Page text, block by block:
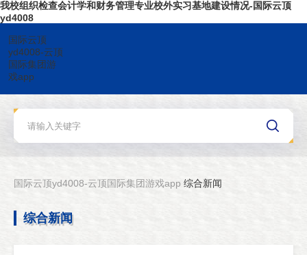
我校组织检查会计学和财务管理专业校外实习基地建设情况-国际云顶
yd4008
国际云顶
yd4008-云顶
国际集团游
戏app
国际云顶yd4008-云顶国际集团游戏app 综合新闻
综合新闻